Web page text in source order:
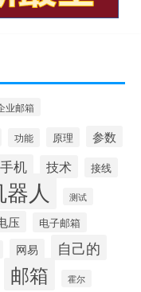
业邮箱
功能 原理 参数
手机 技术 接线
人 测试
压 电子邮箱
网易 自己的
邮箱 霍尔